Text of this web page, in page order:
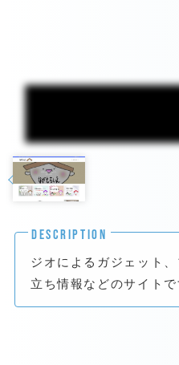
DESCRIPTION
ジオによるガジェット
立ち情報などのサイトで